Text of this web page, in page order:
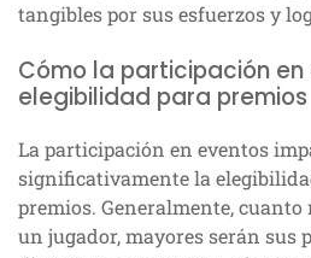
tangibles por sus esfuerzos y
Cómo la participación
elegibilidad para premios
La participación en eventos
significativamente la
premios. Generalmente,
un jugador, mayores serán sus